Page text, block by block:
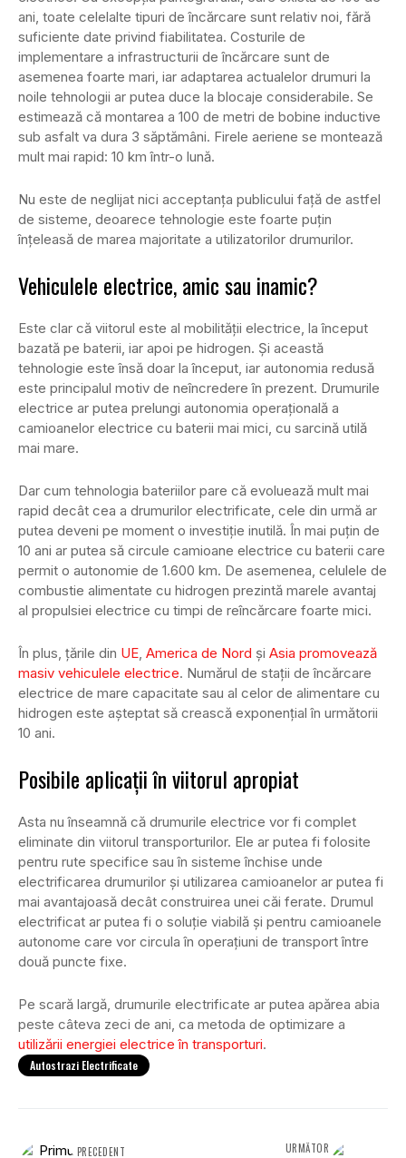
ani, toate celelalte tipuri de încărcare sunt relativ noi, fără
suficiente date privind fiabilitatea. Costurile de
implementare a infrastructurii de încărcare sunt de
asemenea foarte mari, iar adaptarea actualelor drumuri la
noile tehnologii ar putea duce la blocaje considerabile. Se
estimează că montarea a 100 de metri de bobine inductive
sub asfalt va dura 3 săptămâni. Firele aeriene se montează
mult mai rapid: 10 km într-o lună.
Nu este de neglijat nici acceptanța publicului față de astfel
de sisteme, deoarece tehnologie este foarte puțin
înțeleasă de marea majoritate a utilizatorilor drumurilor.
Vehiculele electrice, amic sau inamic?
Este clar că viitorul este al mobilității electrice, la început
bazată pe baterii, iar apoi pe hidrogen. Și această
tehnologie este însă doar la început, iar autonomia redusă
este principalul motiv de neîncredere în prezent. Drumurile
electrice ar putea prelungi autonomia operațională a
camioanelor electrice cu baterii mai mici, cu sarcină utilă
mai mare.
Dar cum tehnologia bateriilor pare că evoluează mult mai
rapid decât cea a drumurilor electrificate, cele din urmă ar
putea deveni pe moment o investiție inutilă. În mai puțin de
10 ani ar putea să circule camioane electrice cu baterii care
permit o autonomie de 1.600 km. De asemenea, celulele de
combustie alimentate cu hidrogen prezintă marele avantaj
al propulsiei electrice cu timpi de reîncărcare foarte mici.
În plus, țările din UE, America de Nord și Asia promovează
masiv vehiculele electrice. Numărul de stații de încărcare
electrice de mare capacitate sau al celor de alimentare cu
hidrogen este așteptat să crească exponențial în următorii
10 ani.
Posibile aplicații în viitorul apropiat
Asta nu înseamnă că drumurile electrice vor fi complet
eliminate din viitorul transporturilor. Ele ar putea fi folosite
pentru rute specifice sau în sisteme închise unde
electrificarea drumurilor și utilizarea camioanelor ar putea fi
mai avantajoasă decât construirea unei căi ferate. Drumul
electrificat ar putea fi o soluție viabilă și pentru camioanele
autonome care vor circula în operațiuni de transport între
două puncte fixe.
Pe scară largă, drumurile electrificate ar putea apărea abia
peste câteva zeci de ani, ca metoda de optimizare a
utilizării energiei electrice în transporturi.
Autostrazi Electrificate
PRECEDENT URMĂTOR